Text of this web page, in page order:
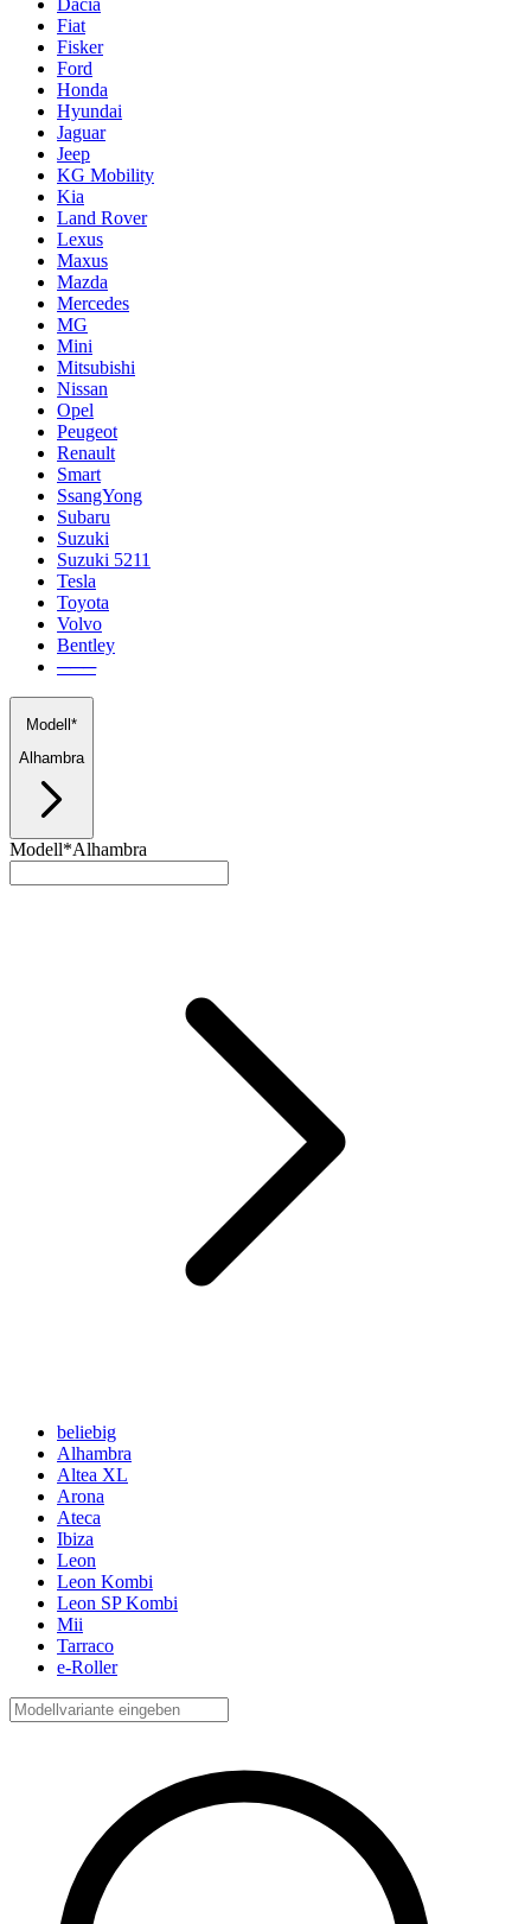
Fiat
Fisker
Ford
Honda
Hyundai
Jaguar
Jeep
KG Mobility
Kia
Land Rover
Lexus
Maxus
Mazda
Mercedes
MG
Mini
Mitsubishi
Nissan
Opel
Peugeot
Renault
Smart
SsangYong
Subaru
Suzuki
Suzuki 5211
Tesla
Toyota
Volvo
Bentley
───
Modell*
Alhambra
Modell*Alhambra
beliebig
Alhambra
Altea XL
Arona
Ateca
Ibiza
Leon
Leon Kombi
Leon SP Kombi
Mii
Tarraco
e-Roller